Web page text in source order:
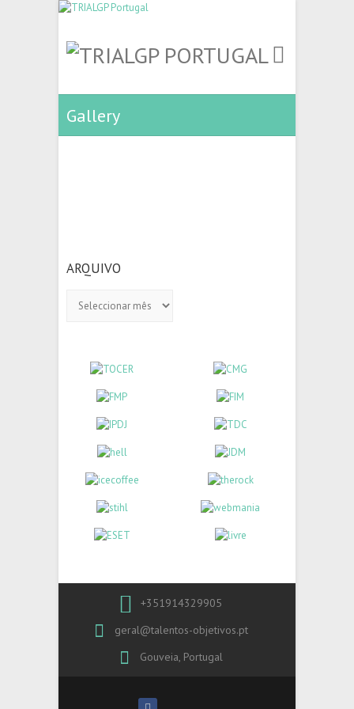
Gallery
ARQUIVO
+351914329905
geral@talentos-objetivos.pt
Gouveia, Portugal